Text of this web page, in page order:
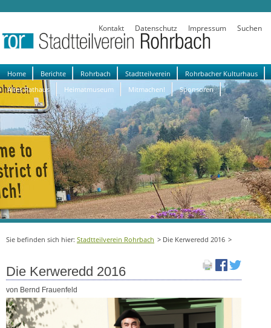
Kontakt Datenschutz Impressum Suchen
Navigation
überspringen
Home Berichte Rohrbach Stadtteilverein
Rohrbacher Kulturhaus
Altes Rathaus
Heimatmuseum Mitmachen! Sponsoren
Stadtteilverein Rohrbach Die Kerweredd 2016
Die Kerweredd 2016
von Bernd Frauenfeld